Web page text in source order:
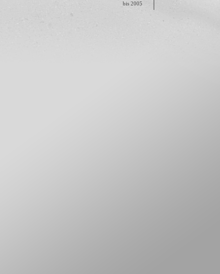
bis 2005